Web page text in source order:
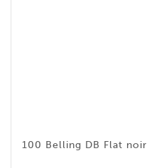
100 Belling DB Flat noir